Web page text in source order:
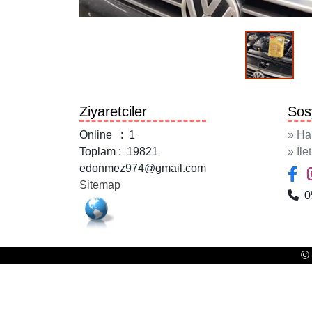
Ziyaretciler
Online : 1
Toplam : 19821
edonmez974@gmail.com
Sitemap
»
»
©